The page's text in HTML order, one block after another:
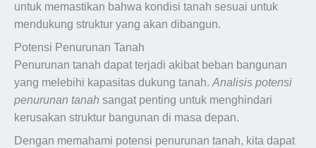
untuk memastikan bahwa kondisi tanah sesuai untuk
mendukung struktur yang akan dibangun.
Potensi Penurunan Tanah
Penurunan tanah dapat terjadi akibat beban bangunan
yang melebihi kapasitas dukung tanah. Analisis potensi
penurunan tanah sangat penting untuk menghindari
kerusakan struktur bangunan di masa depan.
Dengan memahami potensi penurunan tanah, kita dapat